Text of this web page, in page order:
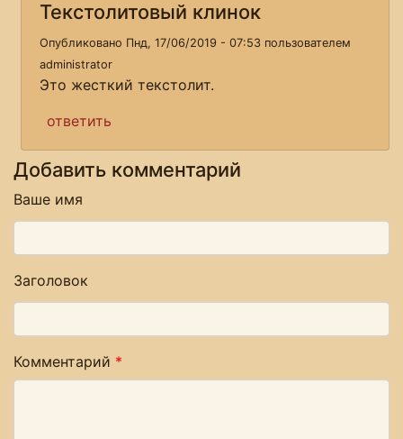
Текстолитовый клинок
Опубликовано Пнд, 17/06/2019 - 07:53 пользователем
administrator
Это жесткий текстолит.
ответить
Добавить комментарий
Ваше имя
Заголовок
Комментарий *